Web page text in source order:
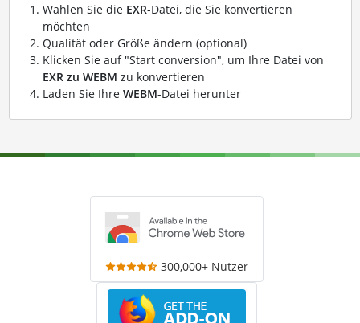
Wählen Sie die EXR-Datei, die Sie konvertieren
möchten
Qualität oder Größe ändern (optional)
Klicken Sie auf "Start conversion", um Ihre Datei von
EXR zu WEBM zu konvertieren
Laden Sie Ihre WEBM-Datei herunter
300,000+ Nutzer